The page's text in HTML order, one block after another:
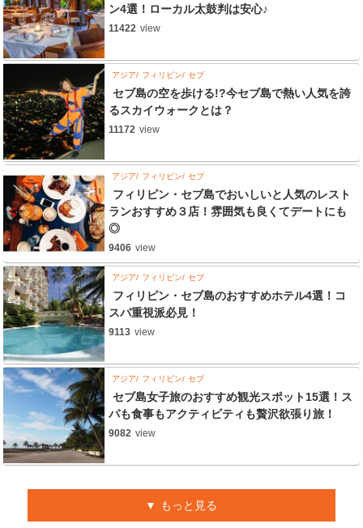
ン4選！ローカル太鼓判は安心♪
11422 view
アジア フィリピン セブ
セブ島の空を歩ける!?今セブ島で熱い人気を誇
るスカイウォークとは？
11172 view
アジア フィリピン セブ
フィリピン・セブ島でおいしいと人気のレスト
ランおすすめ３店！雰囲気も良くてデートにも
◎
9406 view
アジア フィリピン セブ
フィリピン・セブ島のおすすめホテル4選！コ
スパ重視派必見！
9113 view
アジア フィリピン セブ
セブ島女子旅のおすすめ観光スポット15選！ス
パも食事もアクティビティも贅沢欲張り旅！
9082 view
もっと見る